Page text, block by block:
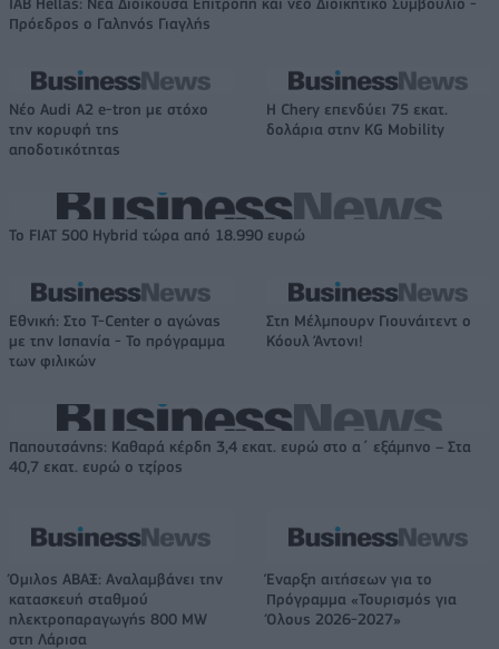
Πρόεδρος ο Γαληνός Γιαγλής
Νέο Audi A2 e-tron με στόχο
την κορυφή της
αποδοτικότητας
Η Chery επενδύει 75 εκατ.
δολάρια στην KG Mobility
Το FIAT 500 Hybrid τώρα από 18.990 ευρώ
Εθνική: Στο T-Center ο αγώνας
με την Ισπανία - Το πρόγραμμα
των φιλικών
Στη Μέλμπουρν Γιουνάιτεντ ο
Κόουλ Άντονι!
Παπουτσάνης: Καθαρά κέρδη 3,4 εκατ. ευρώ στο α΄ εξάμηνο – Στα
40,7 εκατ. ευρώ ο τζίρος
Όμιλος ΑΒΑΞ: Αναλαμβάνει την
κατασκευή σταθμού
ηλεκτροπαραγωγής 800 MW
στη Λάρισα
Έναρξη αιτήσεων για το
Πρόγραμμα «Τουρισμός για
Όλους 2026-2027»